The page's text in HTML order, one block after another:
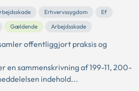
Erhvervssygdom
Ef
Gældende Arbejdsskade
offentliggjort praksis og
en sammenskrivning af 199-11, 200-
indehold...